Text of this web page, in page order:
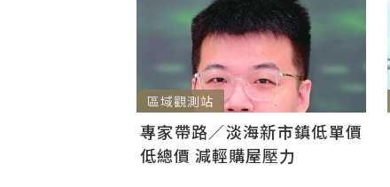
區域觀測站
專家帶路／淡海新市鎮低單價
低總價 減輕購屋壓力